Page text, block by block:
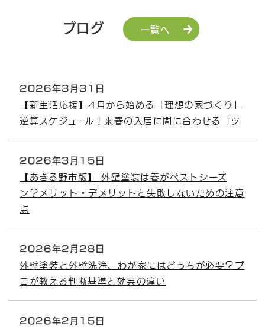
ブログ 一覧へ
2026年3月31日
【新生活応援】4月から始める「理想の家づくり」
逆算スケジュール！来春の入居に間に合わせるコツ
2026年3月15日
【あきる野市版】 外壁塗装は春がベストシーズ
ン？メリット・デメリットと失敗しないための注意
点
2026年2月28日
外壁塗装と外壁洗浄、わが家にはどっちが必要？プ
ロが教える判断基準と効果の違い
2026年2月15日